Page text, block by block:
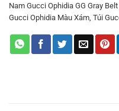
Nam Gucci Ophidia GG Gray
Gucci Ophidia Màu Xám Túi